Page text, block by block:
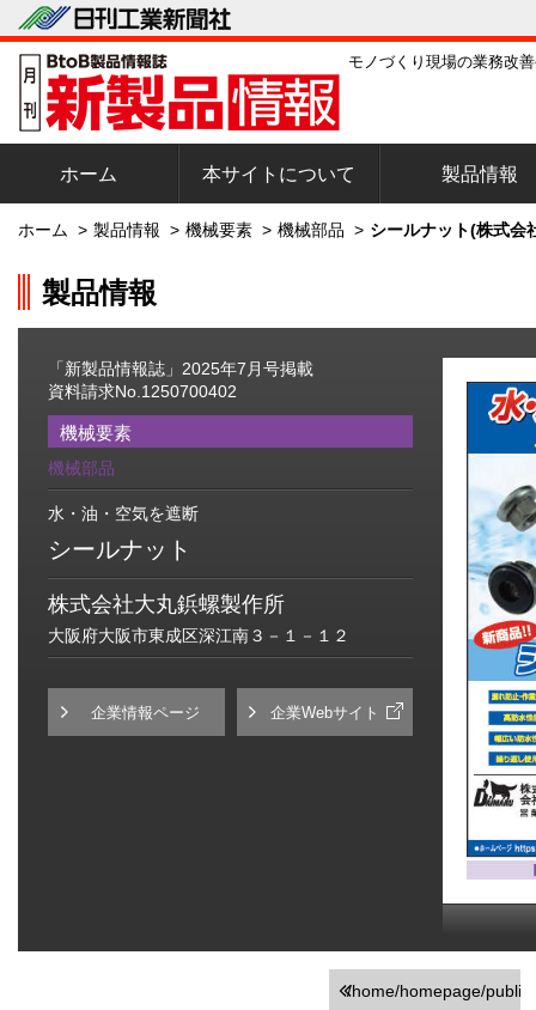
モノづくり現場の業務改
ホーム 本サイトについて 製品情報
ホーム > 製品情報 > 機械要素 > 機械部品 > シールナット(株式会
製品情報
「新製品情報誌」2025年7月号掲載
資料請求No.1250700402
機械要素
機械部品
水・油・空気を遮断
シールナット
株式会社大丸鋲螺製作所
大阪府大阪市東成区深江南３－１－１２
企業情報ページ 企業Webサイト
/home/homepage/